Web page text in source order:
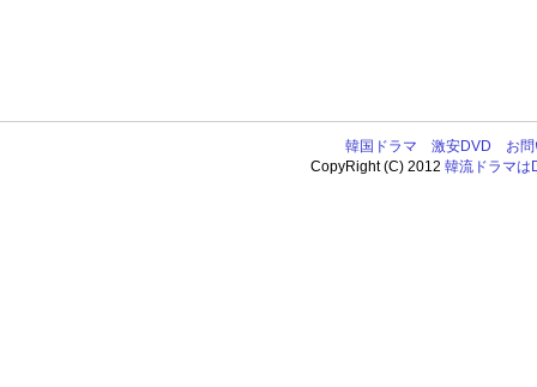
韓国ドラマ 激安DVD
お
CopyRight (C) 2012韓流ドラマは